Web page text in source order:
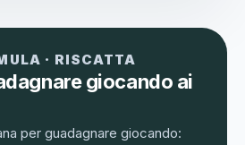
· RISCATTA
giocando ai
per guadagnare giocando: